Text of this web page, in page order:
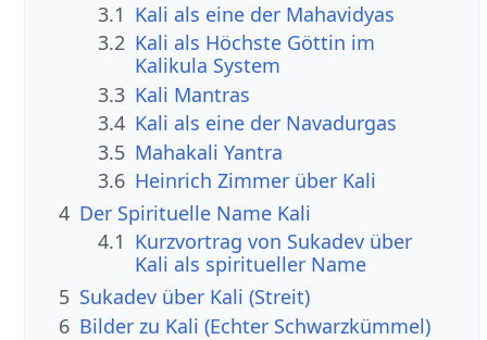
3.1 Kali als eine der Mahavidyas
3.2 Kali als Höchste Göttin im
Kalikula System
3.3 Kali Mantras
3.4 Kali als eine der Navadurgas
3.5 Mahakali Yantra
3.6 Heinrich Zimmer über Kali
4 Der Spirituelle Name Kali
4.1 Kurzvortrag von Sukadev über
Kali als spiritueller Name
5 Sukadev über Kali (Streit)
6 Bilder zu Kali (Echter Schwarzkümmel)